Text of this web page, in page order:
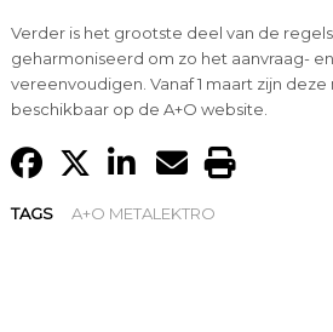
Verder is het grootste deel van de
geharmoniseerd om zo het aanvraag-
vereenvoudigen. Vanaf 1 maart zijn
beschikbaar op de A+O website.
TAGS A+O METALEKTRO